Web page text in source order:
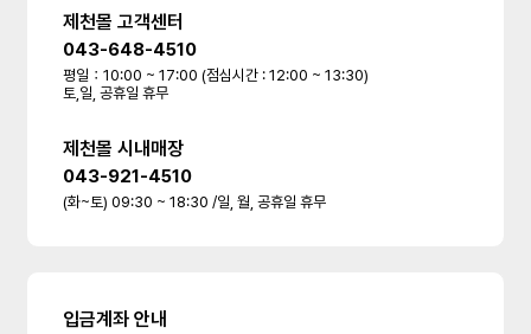
제천몰 고객센터
043-648-4510
평일：10:00 ~ 17:00 (점심시간 : 12:00 ~ 13:30)
토,일, 공휴일 휴무
제천몰 시내매장
043-921-4510
(화~토) 09:30 ~ 18:30 /일, 월, 공휴일 휴무
입금계좌 안내